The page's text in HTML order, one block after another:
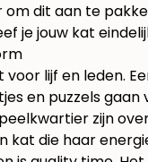
dit aan te
je jouw kat
lijf en leden.
en puzzels
zijn
kat die haar